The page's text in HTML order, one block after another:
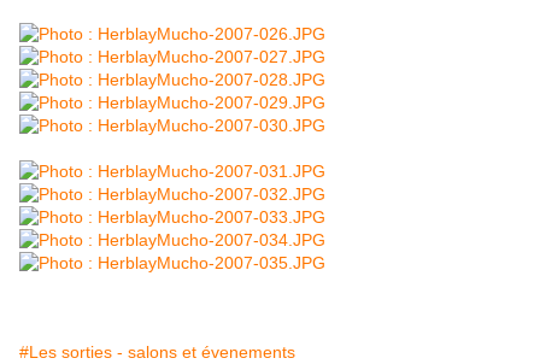
#Les sorties - salons et évenements